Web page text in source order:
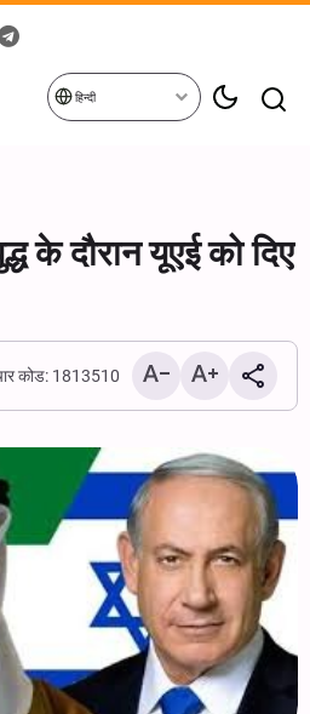
हिन्दी
के दौरान यूएई को दिए
कोड: 1813510